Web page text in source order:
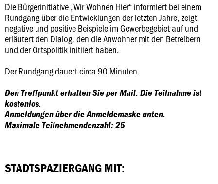
Die Bürgerinitiative „Wir Wohnen Hier“ informiert bei einem
Rundgang über die Entwicklungen der letzten Jahre, zeigt
negative und positive Beispiele im Gewerbegebiet auf und
erläutert den Dialog, den die Anwohner mit den Betreibern
und der Ortspolitik initiiert haben.
Der Rundgang dauert circa 90 Minuten.
Den Treffpunkt erhalten Sie per Mail. Die Teilnahme ist
kostenlos.
Anmeldungen über die Anmeldemaske unten.
Maximale Teilnehmendenzahl: 25
STADTSPAZIERGANG MIT: